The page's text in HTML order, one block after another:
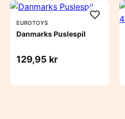
EUROTOYS
Danmarks Puslespil
129,95 kr